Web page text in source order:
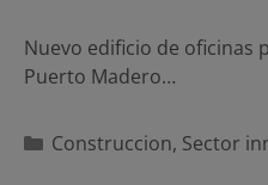
Nuevo edificio de oficinas
Puerto Madero…
Categorías
Construccion, Sector